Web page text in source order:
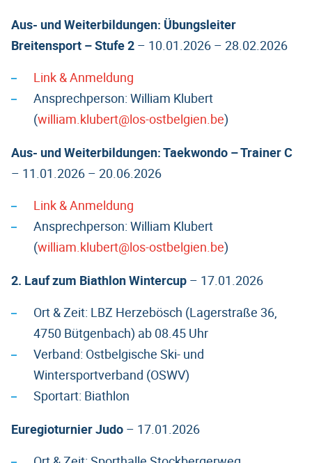
Aus- und Weiterbildungen: Übungsleiter
Breitensport – Stufe 2 – 10.01.2026 – 28.02.2026
Link & Anmeldung
Ansprechperson: William Klubert
(william.klubert@los-ostbelgien.be)
Aus- und Weiterbildungen: Taekwondo – Trainer C
– 11.01.2026 – 20.06.2026
Link & Anmeldung
Ansprechperson: William Klubert
(william.klubert@los-ostbelgien.be)
2. Lauf zum Biathlon Wintercup – 17.01.2026
Ort & Zeit: LBZ Herzebösch (Lagerstraße 36,
4750 Bütgenbach) ab 08.45 Uhr
Verband: Ostbelgische Ski- und
Wintersportverband (OSWV)
Sportart: Biathlon
Euregioturnier Judo – 17.01.2026